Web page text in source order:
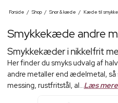
Forside / Shop / Snor & kæde / Kæde til
Smykkekæde andre
Smykkekæder i nikkelfrit
Her finder du smyks udvalg af
andre metaller end ædelmetal,
messing, rustfritstål, al...Læs mere